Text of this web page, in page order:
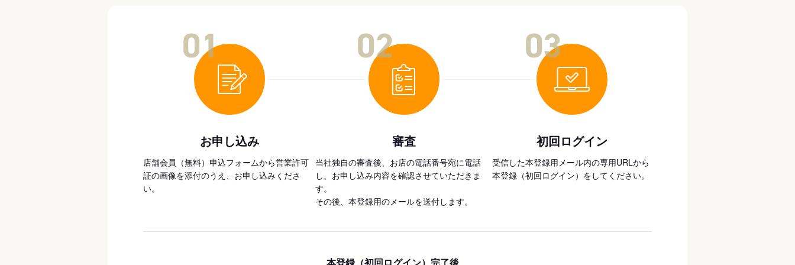
お申し込み
店舗会員（無料）申込フォームから営業許可
証の画像を添付のうえ、お申し込みくださ
い。
審査
当社独自の審査後、お店の電話番号宛に電話
し、お申し込み内容を確認させていただきま
す。
その後、本登録用のメールを送付します。
初回ログイン
受信した本登録用メール内の専用URLから
本登録（初回ログイン）をしてください。